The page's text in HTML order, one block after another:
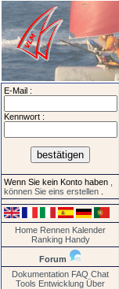
E-Mail :
Kennwort :
Wenn Sie kein Konto haben
können Sie eins erstellen
Home Rennen Kalender
Ranking Handy
Forum
Dokumentation FAQ Chat
Tools Entwicklung Über